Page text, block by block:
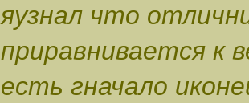
яузнал что
приравнивается к
есть гначало